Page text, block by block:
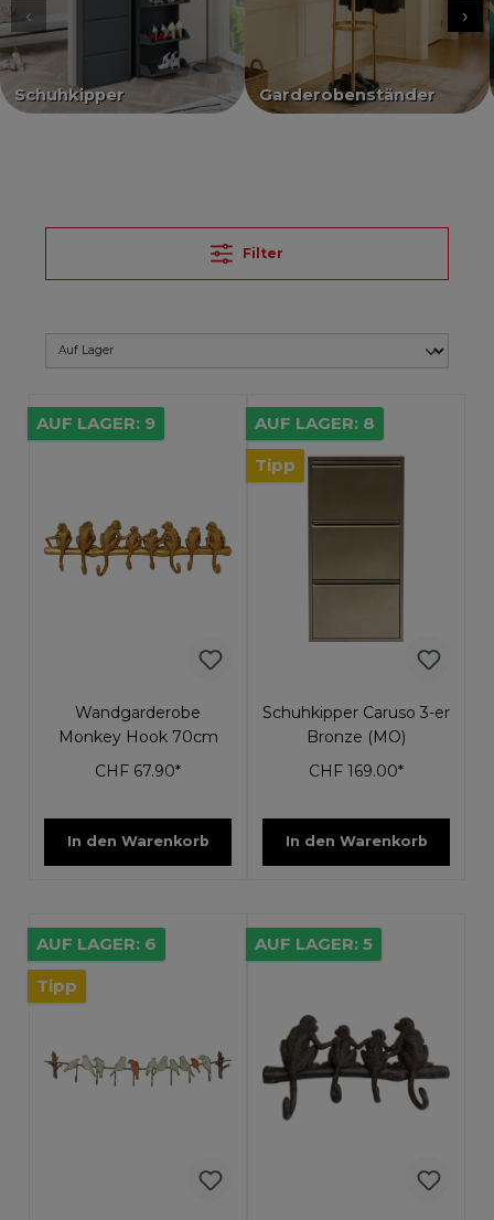
Schuhkipper Garderobenständer
‹ ›
Filter
AUF LAGER: 9
Wandgarderobe
Monkey Hook 70cm
CHF 67.90*
In den Warenkorb
AUF LAGER: 8
Tipp
Schuhkipper Caruso 3-er
Bronze (MO)
CHF 169.00*
In den Warenkorb
AUF LAGER: 6
Tipp
AUF LAGER: 5